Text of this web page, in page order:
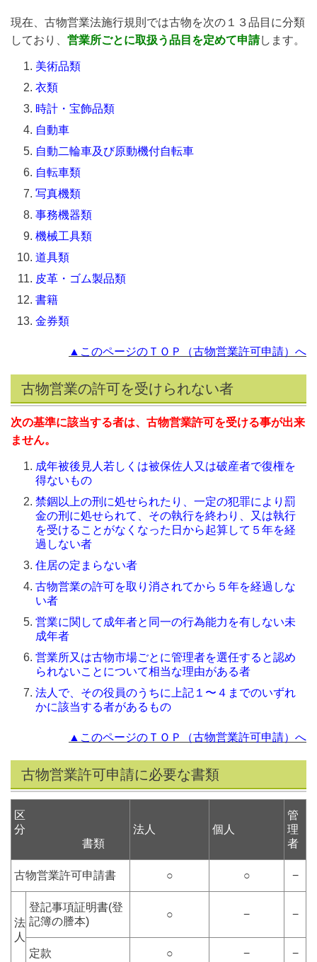
現在、古物営業法施行規則では古物を次の１３品目に分類
しており、 営業所ごとに取扱う品目を定めて申請します。
美術品類
衣類
時計・宝飾品類
自動車
自動二輪車及び原動機付自転車
自転車類
写真機類
事務機器類
機械工具類
道具類
皮革・ゴム製品類
書籍
金券類
▲このページのＴＯＰ（古物営業許可申請）へ
古物営業の許可を受けられない者
次の基準に該当する者は、古物営業許可を受ける事が出来
ません。
成年被後見人若しくは被保佐人又は破産者で復権を
得ないもの
禁錮以上の刑に処せられたり、一定の犯罪により罰
金の刑に処せられて、その執行を終わり、又は執行
を受けることがなくなった日から起算して５年を経
過しない者
住居の定まらない者
古物営業の許可を取り消されてから５年を経過しな
い者
営業に関して成年者と同一の行為能力を有しない未
成年者
営業所又は古物市場ごとに管理者を選任すると認め
られないことについて相当な理由がある者
法人で、その役員のうちに上記１〜４までのいずれ
かに該当する者があるもの
▲このページのＴＯＰ（古物営業許可申請）へ
古物営業許可申請に必要な書類
区
分
書類
法人 個人
管
理
者
古物営業許可申請書 ○ ○ −
法
人
登記事項証明書(登
記簿の謄本)
○ − −
定款 ○ − −